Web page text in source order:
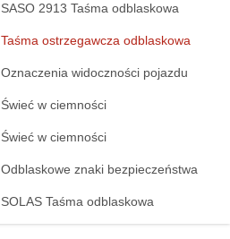
SASO 2913 Taśma odblaskowa
Taśma ostrzegawcza odblaskowa
Oznaczenia widoczności pojazdu
Świeć w ciemności
Świeć w ciemności
Odblaskowe znaki bezpieczeństwa
SOLAS Taśma odblaskowa